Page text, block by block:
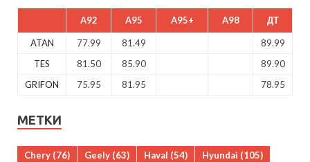
A92 A95 A95+ A98 ДТ
ATAN 77.99 81.49
89.99
TES
81.50 85.90
89.90
GRIFON
75.95 81.95 78.95
МЕТКИ
Chery (76) Geely (63) Haval (54) Hyundai (105)